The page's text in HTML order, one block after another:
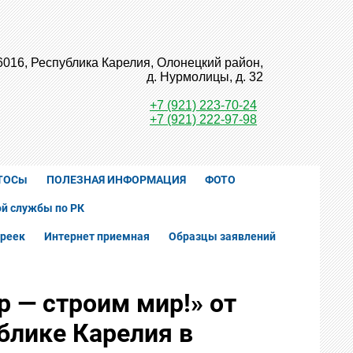
Республика Карелия, Олонецкий район,
д. Нурмолицы, д. 32
+7 (921) 223-70-24
+7 (921) 222-97-98
ПОЛЕЗНАЯ ИНФОРМАЦИЯ ФОТО
службы по РК
Интернет приемная Образцы заявлений
— строим мир!» от
Карелия в